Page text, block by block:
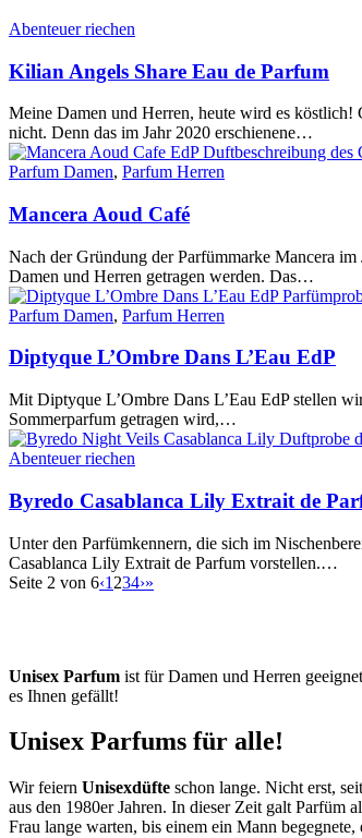
Abenteuer riechen
Kilian Angels Share Eau de Parfum
Meine Damen und Herren, heute wird es köstlich!
nicht. Denn das im Jahr 2020 erschienene…
Parfum Damen, Parfum Herren
Mancera Aoud Café
Nach der Gründung der Parfümmarke Mancera
Damen und Herren getragen werden. Das…
Parfum Damen, Parfum Herren
Diptyque L’Ombre Dans L’Eau EdP
Mit Diptyque L’Ombre Dans L’Eau EdP stellen
Sommerparfum getragen wird,…
Abenteuer riechen
Byredo Casablanca Lily Extrait de
Unter den Parfümkennern, die sich im
Casablanca Lily Extrait de Parfum vorstellen.…
Seite 2 von 6‹1 234›»
Unisex Parfum ist für Damen und Herren
es Ihnen gefällt!
Unisex Parfums für alle!
Wir feiern Unisexdüfte schon lange. Nicht erst,
aus den 1980er Jahren. In dieser Zeit galt Parfüm
Frau lange warten, bis einem ein Mann